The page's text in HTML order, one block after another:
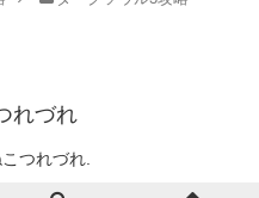
れづれ
つれづれ.